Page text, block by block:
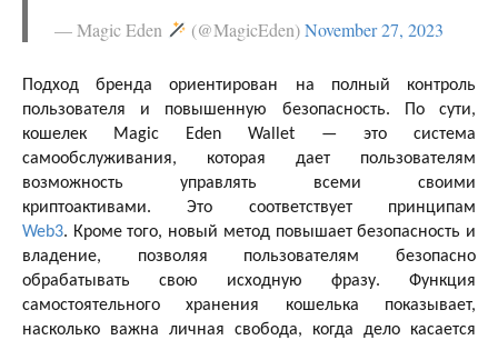
— Magic Eden
(@MagicEden)November 27, 2023
Подход бренда ориентирован на полный контроль
пользователя и повышенную безопасность. По сути,
кошелек Magic Eden Wallet — это система
самообслуживания, которая дает пользователям
возможность управлять всеми своими
криптоактивами. Это соответствует принципам
Web3. Кроме того, новый метод повышает безопасность и
владение, позволяя пользователям безопасно
обрабатывать свою исходную фразу. Функция
самостоятельного хранения кошелька показывает,
насколько важна личная свобода, когда дело касается